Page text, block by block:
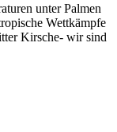
unter Palmen
Wettkämpfe
Kirsche- wir sind